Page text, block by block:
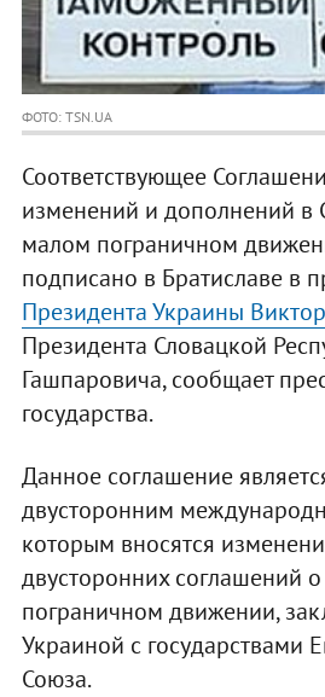
ФОТО: TSN.UA
Соответствующее
изменений и дополнений в
малом пограничном
подписано в Братиславе в
Президента Украины
Президента Словацкой
Гашпаровича, сообщает
государства.
Данное соглашение
двусторонним
которым вносятся
двусторонних соглашений
пограничном движении,
Украиной с государствами
Союза.